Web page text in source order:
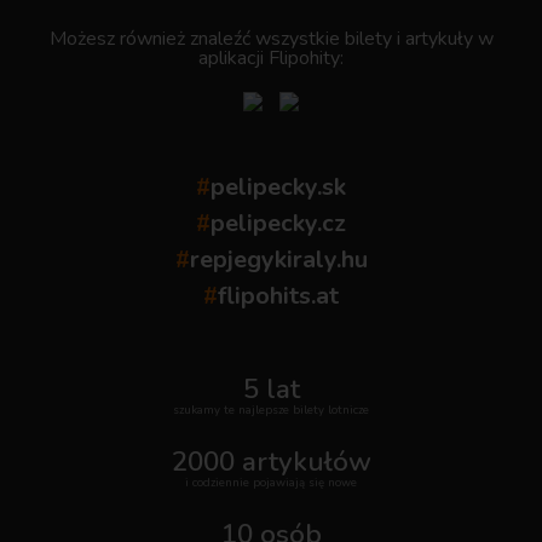
Możesz również znaleźć wszystkie bilety i artykuły w
aplikacji Flipohity:
#pelipecky.sk
#pelipecky.cz
#repjegykiraly.hu
#flipohits.at
5 lat
szukamy te najlepsze bilety lotnicze
2000 artykułów
i codziennie pojawiają się nowe
10 osób